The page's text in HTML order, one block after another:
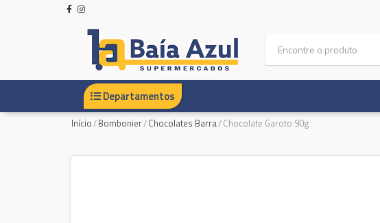
Departamentos
Início/Bombonier/Chocolates Barra/Chocolate Garoto 90g